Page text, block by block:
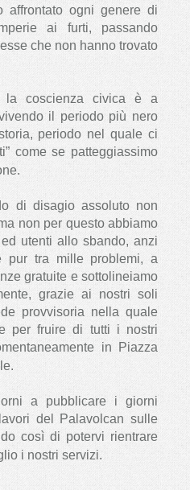
affrontato ogni genere di
ai furti, passando
che non hanno trovato
coscienza civica è a
il periodo più nero
periodo nel quale ci
come se patteggiassimo
di disagio assoluto non
non per questo abbiamo
utenti allo sbando, anzi
pur tra mille problemi, a
gratuite e sottolineiamo
grazie ai nostri soli
provvisoria nella quale
per fruire di tutti i nostri
in Piazza
a pubblicare i giorni
del Palavolcan sulle
così di potervi rientrare
i nostri servizi.